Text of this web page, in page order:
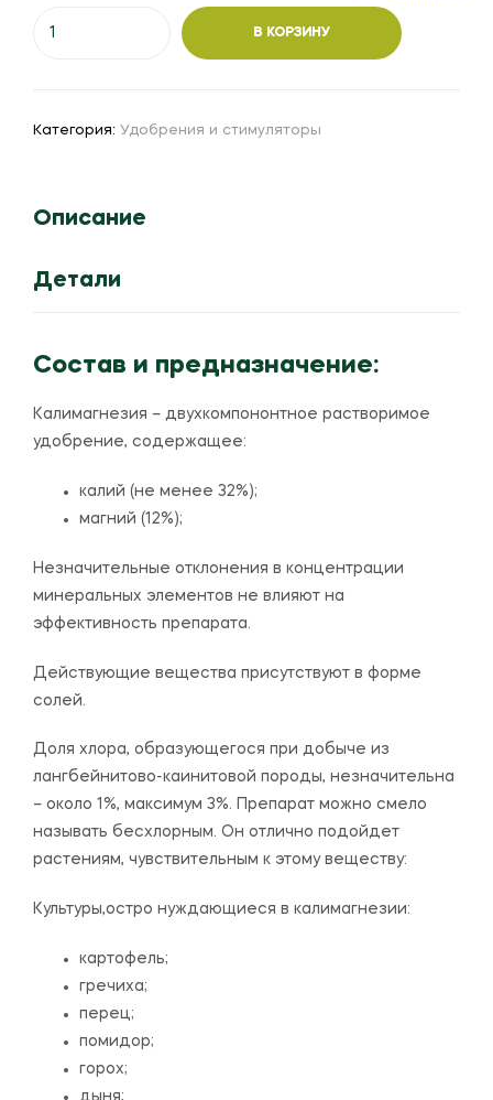
(К2О-32,0%;MgO-
В КОРЗИНУ
Категория: Удобрения и стимуляторы
Описание
Детали
Состав и предназначение:
Калимагнезия – двухкомпононтное растворимое
удобрение, содержащее:
калий (не менее 32%);
магний (12%);
Незначительные отклонения в концентрации
минеральных элементов не влияют на
эффективность препарата.
Действующие вещества присутствуют в форме
солей.
Доля хлора, образующегося при добыче из
лангбейнитово-каинитовой породы, незначительна
– около 1%, максимум 3%. Препарат можно смело
называть бесхлорным. Он отлично подойдет
растениям, чувствительным к этому веществу:
Культуры,остро нуждающиеся в калимагнезии:
картофель;
гречиха;
перец;
помидор;
горох;
дыня;